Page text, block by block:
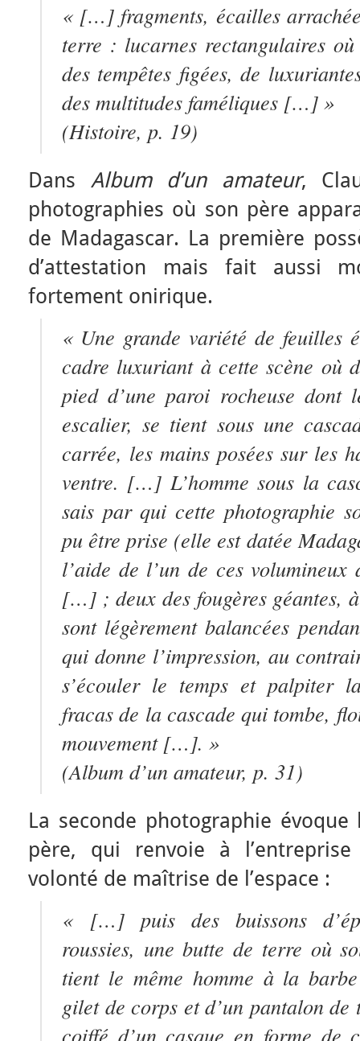
« […] fragments, écailles
terre : lucarnes rectangulaires
des tempêtes figées, de
des multitudes faméliques […] »
(Histoire, p. 19)
Dans Album d’un amateur,
photographies où son père
de Madagascar. La première
d’attestation mais fait aussi
fortement onirique.
« Une grande variété de
cadre luxuriant à cette scène où
pied d’une paroi rocheuse dont
escalier, se tient sous une
carrée, les mains posées sur les
ventre. […] L’homme sous la
sais par qui cette photographie
pu être prise (elle est datée
l’aide de l’un de ces
[…] ; deux des fougères géantes,
sont légèrement balancées
qui donne l’impression, au
s’écouler le temps et palpiter
fracas de la cascade qui tombe,
mouvement […]. »
(Album d’un amateur, p. 31)
La seconde photographie
père, qui renvoie à
volonté de maîtrise de l’espace :
« […] puis des buissons
roussies, une butte de terre où
tient le même homme à la
gilet de corps et d’un pantalon
coiffé d’un casque en forme de